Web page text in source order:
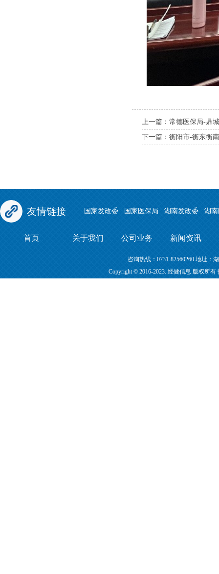
上一篇：常德医保局-鼎
下一篇：衡阳市-衡东衡
友情链接 国家发改委 国家医保局 湖南发改委 湖
首页 关于我们 公司业务 新闻资讯
咨询热线：0731-82560260 地址：
Copyright © 2016-2023. 经健信息 版权所有